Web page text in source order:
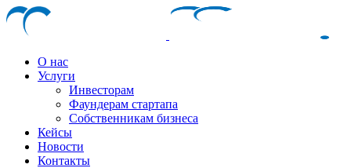
О нас
Услуги
Инвесторам
Фаундерам стартапа
Собственникам бизнеса
Кейсы
Новости
Контакты